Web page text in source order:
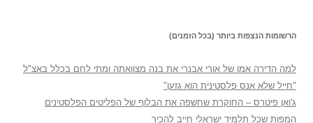
הרשומות הנצפות ביותר (בכל הזמנים)
למה הדירה אמו של אורי אבנרי את בנה מצוואתה ומתי לחם בכלל באצ"ל
"חייל שלא אנס פלסטינית הוא גזען"
ג'ואן פיטרס – החוקרת שחשפה את הבלוף של הפליטים הפלסטינים
המפות שכל תלמיד ישראלי חייב להכיר